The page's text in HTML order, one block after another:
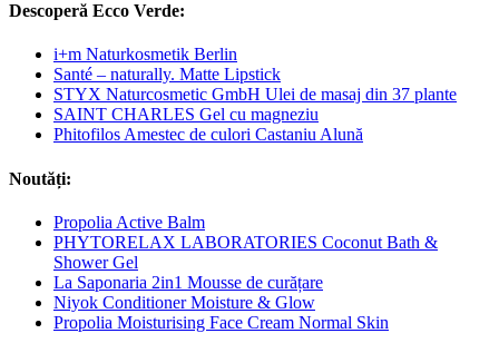
Descoperă Ecco Verde:
i+m Naturkosmetik Berlin
Santé – naturally. Matte Lipstick
STYX Naturcosmetic GmbH Ulei de masaj din 37 plante
SAINT CHARLES Gel cu magneziu
Phitofilos Amestec de culori Castaniu Alună
Noutăți:
Propolia Active Balm
PHYTORELAX LABORATORIES Coconut Bath &
Shower Gel
La Saponaria 2in1 Mousse de curățare
Niyok Conditioner Moisture & Glow
Propolia Moisturising Face Cream Normal Skin